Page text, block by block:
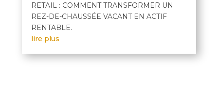
RETAIL : COMMENT TRANSFORMER UN
REZ-DE-CHAUSSÉE VACANT EN ACTIF
RENTABLE.
lire plus